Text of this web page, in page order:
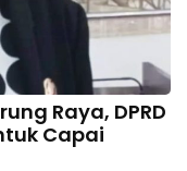
Raya, DPRD
Capai